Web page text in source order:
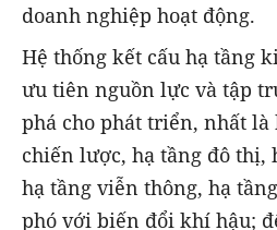
doanh nghiệp hoạt động.
Hệ thống kết cấu hạ tầng
ưu tiên nguồn lực và tập
phá cho phát triển, nhất là
chiến lược, hạ tầng đô thị,
hạ tầng viễn thông, hạ
phó với biến đổi khí hậu;